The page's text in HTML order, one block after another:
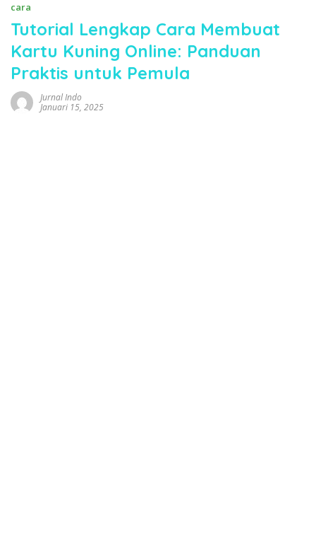
cara
Tutorial Lengkap Cara Membuat
Kartu Kuning Online: Panduan
Praktis untuk Pemula
Jurnal Indo
Januari 15, 2025